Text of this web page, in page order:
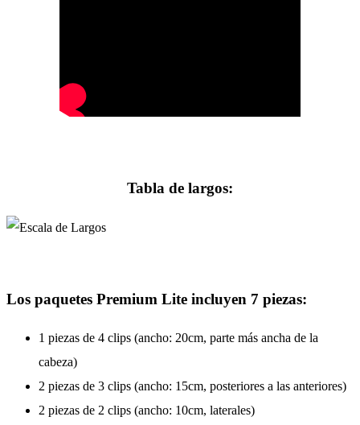
Tabla de largos:
Los paquetes Premium Lite incluyen 7 piezas:
1 piezas de 4 clips (ancho: 20cm, parte más ancha de la
cabeza)
2 piezas de 3 clips (ancho: 15cm, posteriores a las anteriores)
2 piezas de 2 clips (ancho: 10cm, laterales)